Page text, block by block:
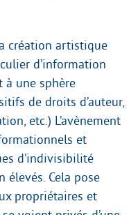
création artistique
d’information
à une sphère
de droits d’auteur,
etc.) L’avènement
et
d’indivisibilité
élevés. Cela pose
propriétaires et